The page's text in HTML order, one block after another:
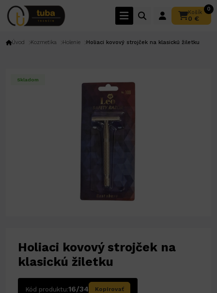
Košík
0
0 €
Úvod Kozmetika Holenie Holiaci kovový strojček na klasickú žiletku
Skladom
Holiaci kovový strojček na
klasickú žiletku
Kód produktu:16/34 Kopírovať